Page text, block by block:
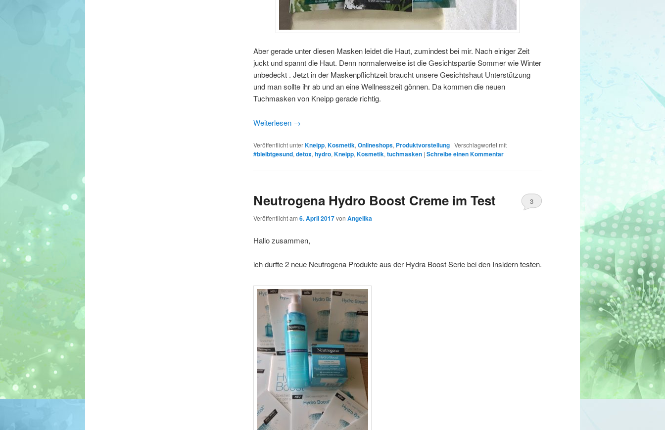
Aber gerade unter diesen Masken leidet die Haut, zumindest bei mir. Nach einiger Zeit
juckt und spannt die Haut. Denn normalerweise ist die Gesichtspartie Sommer wie Winter
unbedeckt . Jetzt in der Maskenpflichtzeit braucht unsere Gesichtshaut Unterstützung
und man sollte ihr ab und an eine Wellnesszeit gönnen. Da kommen die neuen
Tuchmasken von Kneipp gerade richtig.
Weiterlesen →
Veröffentlicht unterKneipp, Kosmetik, Onlineshops, Produktvorstellung | Verschlagwortet mit
#bleibtgesund, detox, hydro, Kneipp, Kosmetik, tuchmasken | Schreibe einen Kommentar
Neutrogena Hydro Boost Creme im Test
Veröffentlicht am 6. April 2017von Angelika
3
Hallo zusammen,
ich durfte 2 neue Neutrogena Produkte aus der Hydra Boost Serie bei den Insidern testen.